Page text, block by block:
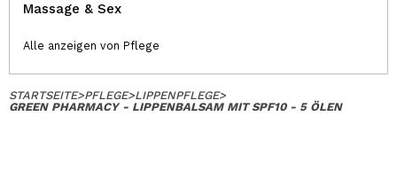
Massage & Sex
Alle anzeigen von Pflege
STARTSEITE>PFLEGE>LIPPENPFLEGE>
GREEN PHARMACY - LIPPENBALSAM MIT SPF10 - 5 ÖLEN